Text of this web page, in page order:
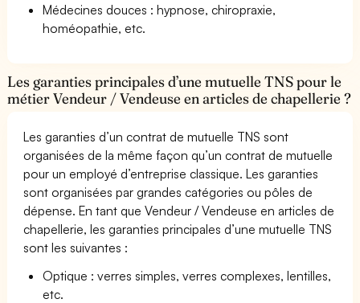
Médecines douces : hypnose, chiropraxie,
homéopathie, etc.
Les garanties principales d’une mutuelle TNS pour le
métier Vendeur / Vendeuse en articles de chapellerie ?
Les garanties d’un contrat de mutuelle TNS sont
organisées de la même façon qu’un contrat de mutuelle
pour un employé d’entreprise classique. Les garanties
sont organisées par grandes catégories ou pôles de
dépense. En tant que Vendeur / Vendeuse en articles de
chapellerie, les garanties principales d’une mutuelle TNS
sont les suivantes :
Optique : verres simples, verres complexes, lentilles,
etc.